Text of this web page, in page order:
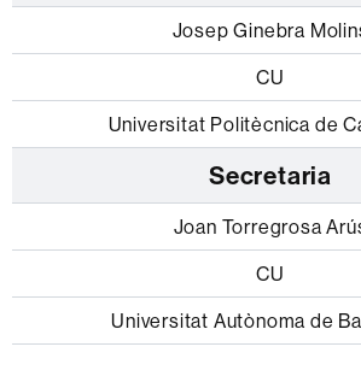
Josep Ginebra
CU
Universitat Politècnica de
Secretaria
Joan Torregrosa
CU
Universitat Autònoma de